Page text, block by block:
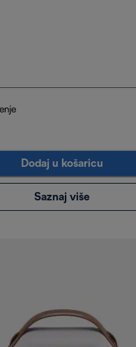
Dodaj u košaricu
Saznaj više